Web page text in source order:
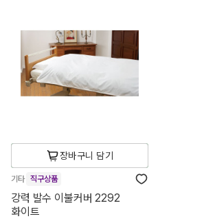
장바구니 담기
기타 직구상품
강력 발수 이불커버 2292
화이트